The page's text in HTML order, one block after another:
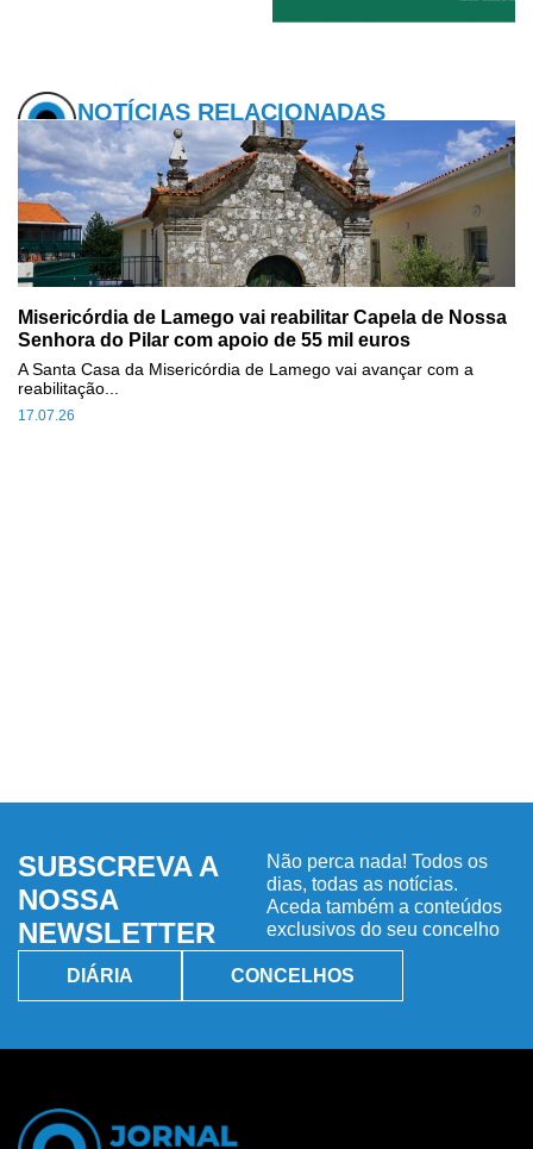
NOTÍCIAS RELACIONADAS
Misericórdia de Lamego vai reabilitar Capela de Nossa
Senhora do Pilar com apoio de 55 mil euros
17.07.26
A Santa Casa da Misericórdia de Lamego vai avançar com a
reabilitação...
SUBSCREVA A
NOSSA
NEWSLETTER
Não perca nada! Todos os
dias, todas as notícias.
Aceda também a conteúdos
exclusivos do seu concelho
DIÁRIA CONCELHOS